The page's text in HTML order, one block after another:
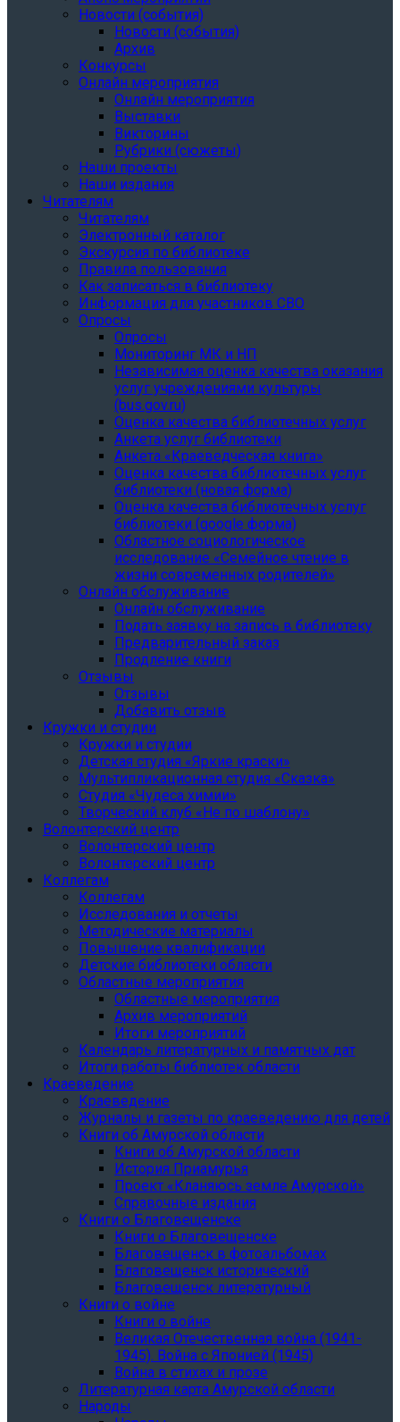
Новости (события)
Новости (события)
Архив
Конкурсы
Онлайн мероприятия
Онлайн мероприятия
Выставки
Викторины
Рубрики (сюжеты)
Наши проекты
Наши издания
Читателям
Читателям
Электронный каталог
Экскурсия по библиотеке
Правила пользования
Как записаться в библиотеку
Информация для участников СВО
Опросы
Опросы
Мониторинг МК и НП
Независимая оценка качества оказания
услуг учреждениями культуры
(bus.gov.ru)
Оценка качества библиотечных услуг
Анкета услуг библиотеки
Анкета «Краеведческая книга»
Oценка качества библиотечных услуг
библиотеки (новая форма)
Oценка качества библиотечных услуг
библиотеки (google форма)
Областное социологическое
исследование «Семейное чтение в
жизни современных родителей»
Онлайн обслуживание
Онлайн обслуживание
Подать заявку на запись в библиотеку
Предварительный заказ
Продление книги
Отзывы
Отзывы
Добавить отзыв
Кружки и студии
Кружки и студии
Детская студия «Яркие краски»
Мультипликационная студия «Сказка»
Студия «Чудеса химии»
Творческий клуб «Не по шаблону»
Волонтерский центр
Волонтерский центр
Волонтерский центр
Коллегам
Коллегам
Исследования и отчеты
Методические материалы
Повышение квалификации
Детские библиотеки области
Областные мероприятия
Областные мероприятия
Архив мероприятий
Итоги мероприятий
Календарь литературных и памятных дат
Итоги работы библиотек области
Краеведение
Краеведение
Журналы и газеты по краеведению для детей
Книги об Амурской области
Книги об Амурской области
История Приамурья
Проект «Кланяюсь земле Амурской»
Справочные издания
Книги о Благовещенске
Книги о Благовещенске
Благовещенск в фотоальбомах
Благовещенск исторический
Благовещенск литературный
Книги о войне
Книги о войне
Великая Отечественная война (1941-
1945). Война с Японией (1945)
Война в стихах и прозе
Литературная карта Амурской области
Народы